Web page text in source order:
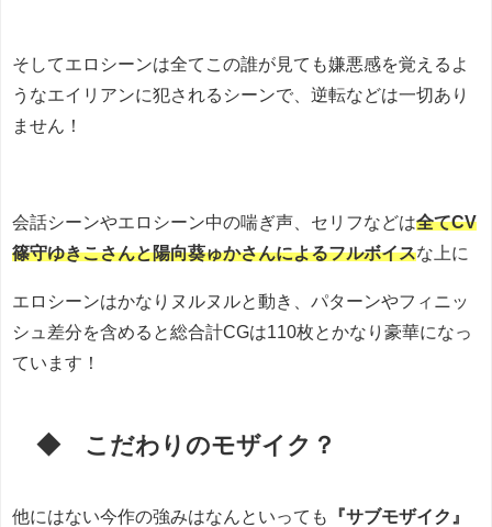
そしてエロシーンは全てこの誰が見ても嫌悪感を覚えるよ
うなエイリアンに犯されるシーンで、逆転などは一切あり
ません！
会話シーンやエロシーン中の喘ぎ声、セリフなどは全てCV
篠守ゆきこさんと陽向葵ゅかさんによるフルボイスな上に
エロシーンはかなりヌルヌルと動き、パターンやフィニッ
シュ差分を含めると総合計CGは110枚とかなり豪華になっ
ています！
◆ こだわりのモザイク？
他にはない今作の強みはなんといっても
『サブモザイク』